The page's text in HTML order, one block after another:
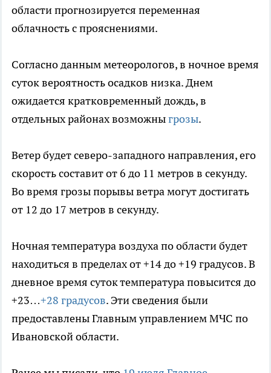
области прогнозируется переменная
облачность с прояснениями.
Согласно данным метеорологов, в ночное время
суток вероятность осадков низка. Днем
ожидается кратковременный дождь, в
отдельных районах возможныгрозы.
Ветер будет северо-западного направления, его
скорость составит от 6 до 11 метров в секунду.
Во время грозы порывы ветра могут достигать
от 12 до 17 метров в секунду.
Ночная температура воздуха по области будет
находиться в пределах от +14 до +19 градусов. В
дневное время суток температура повысится до
+23…+28 градусов. Эти сведения были
предоставлены Главным управлением МЧС по
Ивановской области.